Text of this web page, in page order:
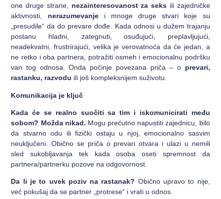
one druge strane, nezainteresovanost za seks ili zajedničke
aktivnosti, nerazumevanje i mnoge druge stvari koje su
„presudile“ da do prevare dođe. Kada odnosi u dužem trajanju
postanu hladni, zategnuti, osuđujući, preplavljujući,
neadekvatni, frustrirajući, velika je verovatnoća da će jedan, a
ne retko i oba partnera, potražiti osmeh i emocionalnu podršku
van tog odnosa. Onda počinje povezana priča – o prevari,
rastanku, razvodu ili još kompleksnijem suživotu.
Komunikacija je ključ
Kada će se realno suočiti sa tim i iskomunicirati među
sobom? Možda nikad. Mogu prećutno napustiti zajednicu, bilo
da stvarno odu ili fizički ostaju u njoj, emocionalno sasvim
neuključeni. Obično se priča o prevari otvara i ulazi u nemili
sled sukobljavanja tek kada osoba oseti spremnost da
partnera/partnerku pozove na odgovornost.
Da li je to uvek poziv na rastanak? Obično upravo to nije,
već pokušaj da se partner „protrese“ i vrati u odnos.